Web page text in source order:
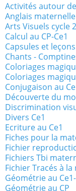
Activités autour
Anglais maternelle
Arts Visuels cycle 2
Calcul au CP-Ce1
Capsules et
Chants -
Coloriages
Coloriages
Conjugaison au
Découverte du
Discrimination
Divers Ce1
Ecriture au Ce1
Fiches pour la
Fichier
Fichiers Tbi
Fichier Tracés à la
Géométrie au
Géométrie au CP